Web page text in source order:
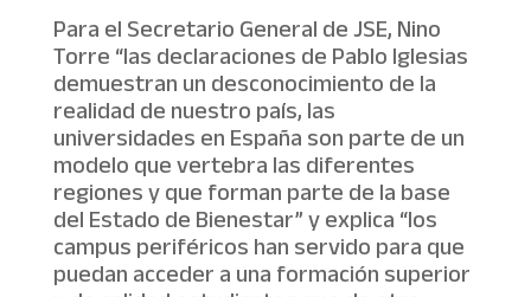
Para el Secretario General de JSE, Nino
Torre “las declaraciones de Pablo Iglesias
demuestran un desconocimiento de la
realidad de nuestro país, las
universidades en España son parte de un
modelo que vertebra las diferentes
regiones y que forman parte de la base
del Estado de Bienestar” y explica “los
campus periféricos han servido para que
puedan acceder a una formación superior